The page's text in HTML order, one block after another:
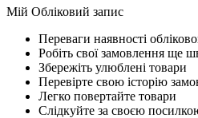
Мій Обліковий запис
Переваги наявності
Робіть свої замовлення ще
Збережіть улюблені товари
Перевірте свою історію
Легко повертайте товари
Слідкуйте за своєю